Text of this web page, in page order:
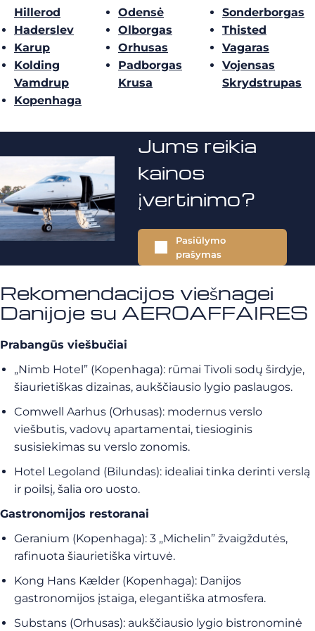
Hillerod
Haderslev
Karup
Kolding
Vamdrup
Kopenhaga
Odensė
Olborgas
Orhusas
Padborgas
Krusa
Sonderborgas
Thisted
Vagaras
Vojensas
Skrydstrupas
Jums reikia
kainos
įvertinimo?
Pasiūlymo
prašymas
Rekomendacijos viešnagei
Danijoje su AEROAFFAIRES
Prabangūs viešbučiai
„Nimb Hotel” (Kopenhaga): rūmai Tivoli sodų širdyje,
šiaurietiškas dizainas, aukščiausio lygio paslaugos.
Comwell Aarhus (Orhusas): modernus verslo
viešbutis, vadovų apartamentai, tiesioginis
susisiekimas su verslo zonomis.
Hotel Legoland (Bilundas): idealiai tinka derinti verslą
ir poilsį, šalia oro uosto.
Gastronomijos restoranai
Geranium (Kopenhaga): 3 „Michelin” žvaigždutės,
rafinuota šiaurietiška virtuvė.
Kong Hans Kælder (Kopenhaga): Danijos
gastronomijos įstaiga, elegantiška atmosfera.
Substans (Orhusas): aukščiausio lygio bistronominė